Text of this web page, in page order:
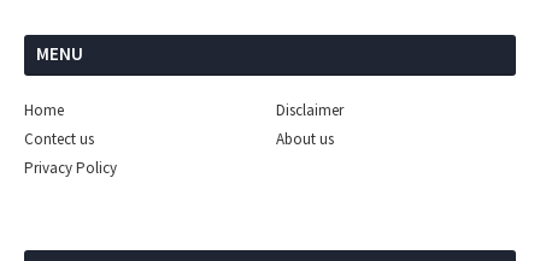
MENU
Home
Disclaimer
Contect us
About us
Privacy Policy